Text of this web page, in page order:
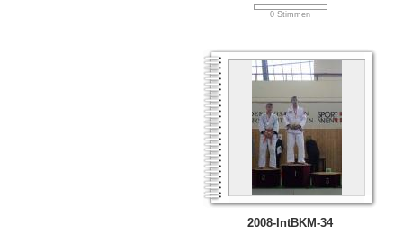
0 Stimmen
2008-IntBKM-34